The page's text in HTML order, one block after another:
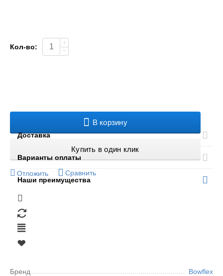
Кол-во:
+
−
В корзину
Купить в один клик
Отложить Сравнить
Доставка
Варианты оплаты
Наши преимущества
Бренд Bowflex